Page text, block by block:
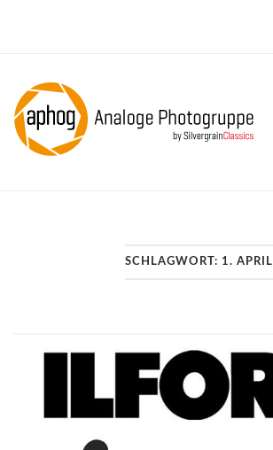
Home
SCHLAGWORT: 1. APRIL